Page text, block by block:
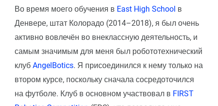
Во время моего обучения в East High School в
Денвере, штат Колорадо (2014–2018), я был очень
активно вовлечён во внеклассную деятельность, и
самым значимым для меня был робототехнический
клуб AngelBotics. Я присоединился к нему только на
втором курсе, поскольку сначала сосредоточился
на футболе. Клуб в основном участвовал в FIRST